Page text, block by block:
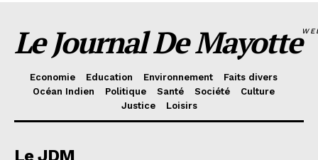
Le Journal De Mayotte
Economie Education Environnement
Faits divers
Océan Indien
Politique Santé Société
Culture
Justice
Loisirs